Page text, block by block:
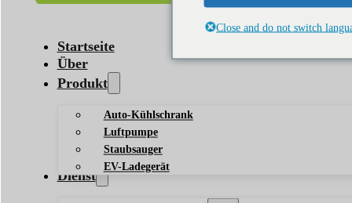
Startseite
Über
Produkt
Auto-Kühlschrank
Luftpumpe
Staubsauger
EV-Ladegerät
Dienst
Close and do not switch